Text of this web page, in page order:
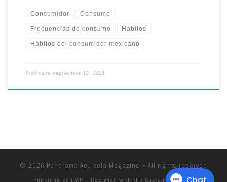
Consumidor Consumo
Frecuencias de consumo Hábitos
Hábitos del consumidor mexicano
Publicada septiembre 12, 2021
© 2026 Panorama Acuícola Magazine – All rights reserved
Funciona con WP – Designed with the Customizr theme